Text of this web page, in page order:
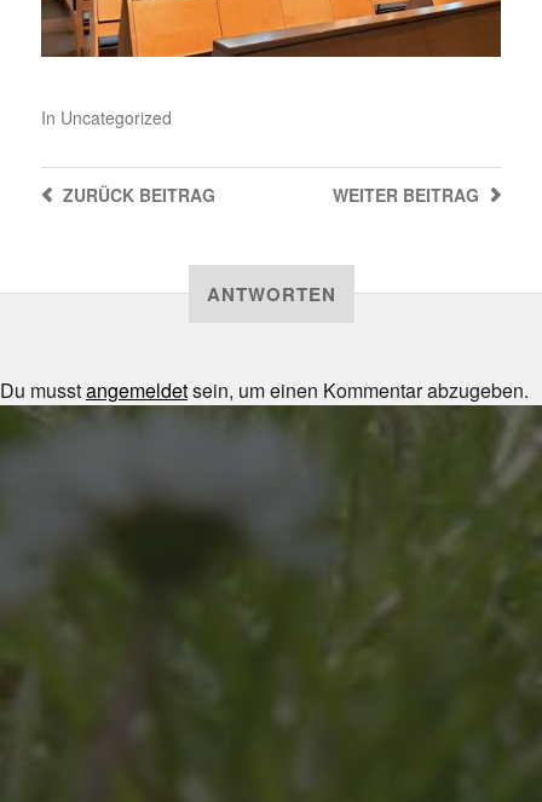
In Uncategorized
WEITER BEITRAG
ZURÜCKBEITRAG
ANTWORTEN
Du musstangemeldetsein, um einen Kommentar abzugeben.